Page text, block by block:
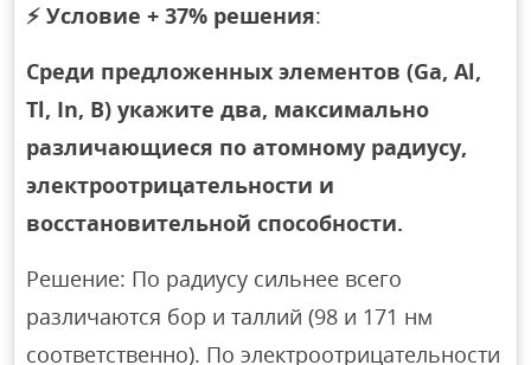
⚡ Условие + 37% решения:
Среди предложенных элементов (Ga, Al,
Tl, In, B) укажите два, максимально
различающиеся по атомному радиусу,
электроотрицательности и
восстановительной способности.
Решение: По радиусу сильнее всего
различаются бор и таллий (98 и 171 нм
соответственно). По электроотрицательности